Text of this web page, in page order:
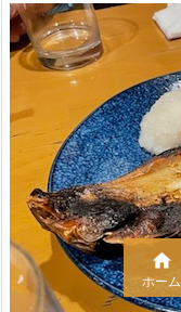

ホーム